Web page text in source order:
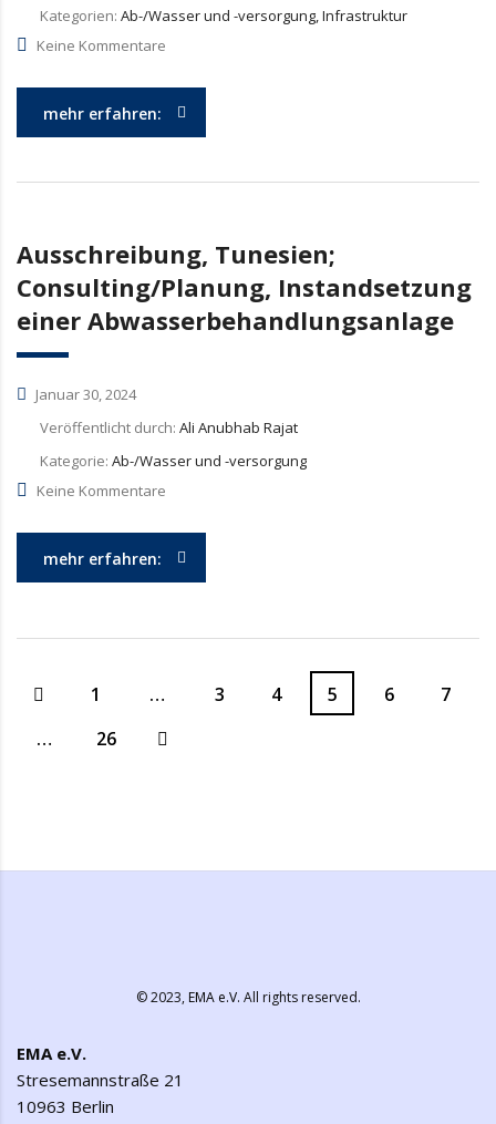
Kategorien: Ab-/Wasser und -versorgung, Infrastruktur
Keine Kommentare
mehr erfahren:
Ausschreibung, Tunesien;
Consulting/Planung, Instandsetzung
einer Abwasserbehandlungsanlage
Januar 30, 2024
Veröffentlicht durch: Ali Anubhab Rajat
Kategorie: Ab-/Wasser und -versorgung
Keine Kommentare
mehr erfahren:
1 … 3 4 5 6
7
…
26
© 2023,EMA e.V. All rights reserved.
EMA e.V.
Stresemannstraße 21
10963 Berlin